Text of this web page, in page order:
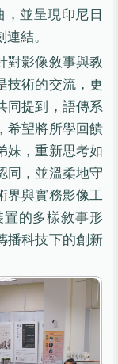
並呈現印尼日
結。
對影像敘事與教
技術的交流，更
同提到，語傳系
希望將所學回饋
妹，重新思考如
同，並溫柔地守
界與實務影像工
的多樣敘事形
播科技下的創新